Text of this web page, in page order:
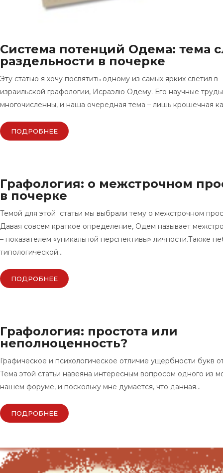
Система потенций Одема: тема
раздельности в почерке
Эту статью я хочу посвятить одному из самых ярких светил в
израильской графологии, Исраэлю Одему. Его научные
многочисленны, и наша очередная тема – лишь крошечная
ПОДРОБНЕЕ
Графология: о межстрочном
в почерке
Темой для этой статьи мы выбрали тему о межстрочном
Давая совсем краткое определение, Одем называет
– показателем «уникальной перспективы» личности.Также
типологической…
ПОДРОБНЕЕ
Графология: простота или
неполноценность?
Графическое и психологическое отличие ущербности букв
Тема этой статьи навеяна интересным вопросом одного из
нашем форуме, и поскольку мне думается, что данная…
ПОДРОБНЕЕ